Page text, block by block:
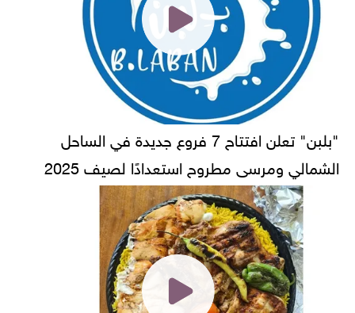
"بلبن" تعلن افتتاح 7 فروع جديدة في الساحل
الشمالي ومرسى مطروح استعدادًا لصيف 2025